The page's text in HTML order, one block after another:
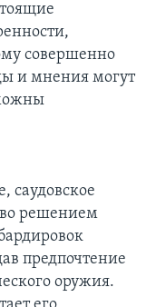
совершенно
и мнения могут
саудовское
решением
предпочтение
оружия.